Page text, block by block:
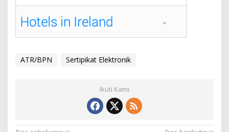
ATR/BPN Sertipikat Elektronik
Ikuti Kami